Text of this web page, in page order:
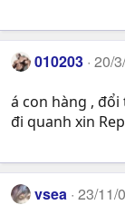
010203 20/
á con hàng ,
đi quanh xin
vsea 23/11/